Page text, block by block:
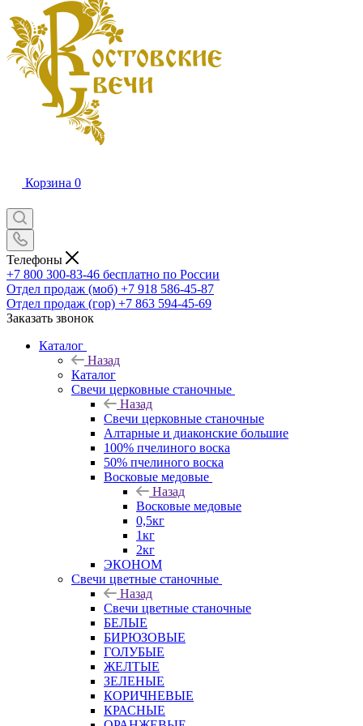
Корзина 0
Телефоны
+7 800 300-83-46 бесплатно по России
Отдел продаж (моб) +7 918 586-45-87
Отдел продаж (гор) +7 863 594-45-69
Заказать звонок
Каталог
Назад
Каталог
Свечи церковные станочные
Назад
Свечи церковные станочные
Алтарные и диаконские большие
100% пчелиного воска
50% пчелиного воска
Восковые медовые
Назад
Восковые медовые
0,5кг
1кг
2кг
ЭКОНОМ
Свечи цветные станочные
Назад
Свечи цветные станочные
БЕЛЫЕ
БИРЮЗОВЫЕ
ГОЛУБЫЕ
ЖЕЛТЫЕ
ЗЕЛЕНЫЕ
КОРИЧНЕВЫЕ
КРАСНЫЕ